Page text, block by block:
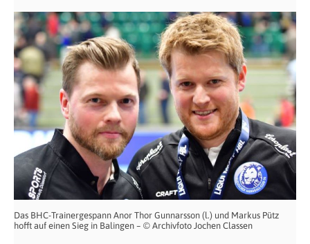
Das BHC-Trainergespann Anor Thor Gunnarsson (l.) und Markus Pütz
hofft auf einen Sieg in Balingen – © Archivfoto Jochen Classen